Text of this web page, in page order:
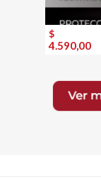
$
4.590,00